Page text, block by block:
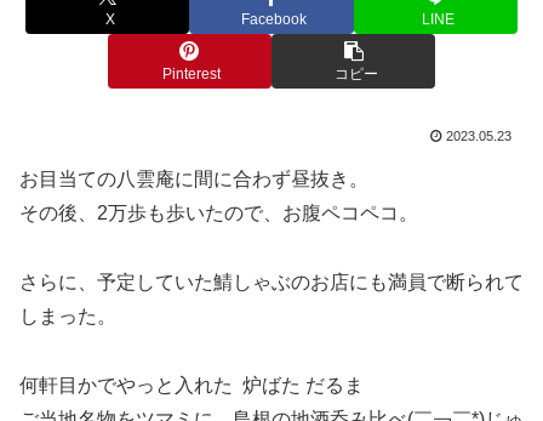
X Facebook LINE
Pinterest コピー
2023.05.23
お目当ての八雲庵に間に合わず昼抜き。
その後、2万歩も歩いたので、お腹ペコペコ。
さらに、予定していた鯖しゃぶのお店にも満員で断られて
しまった。
何軒目かでやっと入れた 炉ばた だるま